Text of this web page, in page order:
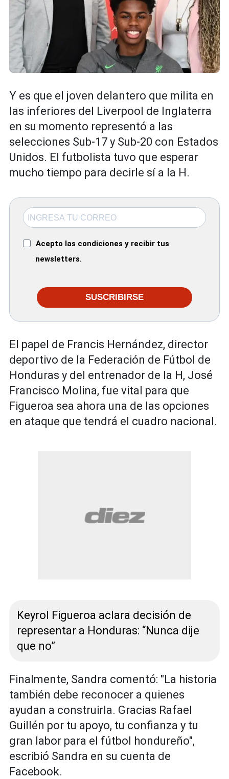
Y es que el joven delantero que milita en
las inferiores del Liverpool de Inglaterra
en su momento representó a las
selecciones Sub-17 y Sub-20 con Estados
Unidos. El futbolista tuvo que esperar
mucho tiempo para decirle sí a la H.
Acepto las condiciones y recibir tus
newsletters.
SUSCRIBIRSE
El papel de Francis Hernández, director
deportivo de la Federación de Fútbol de
Honduras y del entrenador de la H, José
Francisco Molina, fue vital para que
Figueroa sea ahora una de las opciones
en ataque que tendrá el cuadro nacional.
Keyrol Figueroa aclara decisión de
representar a Honduras: “Nunca dije
que no”
Finalmente, Sandra comentó: "La historia
también debe reconocer a quienes
ayudan a construirla. Gracias Rafael
Guillén por tu apoyo, tu confianza y tu
gran labor para el fútbol hondureño",
escribió Sandra en su cuenta de
Facebook.